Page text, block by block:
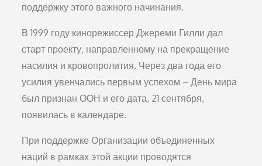
поддержку этого важного начинания.
В 1999 году кинорежиссер Джереми Гилли дал
старт проекту, направленному на прекращение
насилия и кровопролития. Через два года его
усилия увенчались первым успехом – День мира
был признан ООН и его дата, 21 сентября,
появилась в календаре.
При поддержке Организации объединенных
наций в рамках этой акции проводятся